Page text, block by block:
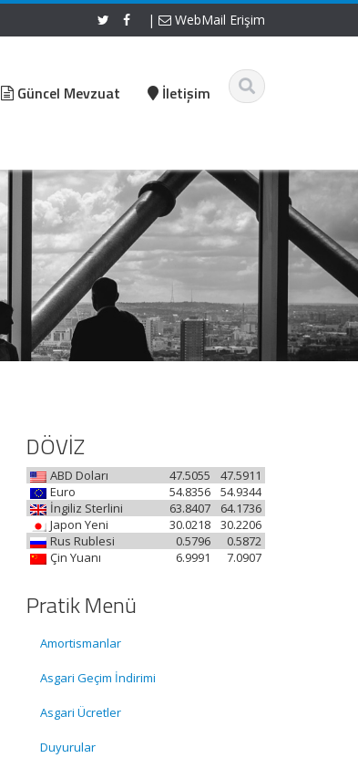
| WebMail Erişim
Güncel Mevzuat İletişim
DÖVİZ
ABD Doları 47.5911
47.5055
Euro
54.9344
54.8356
İngiliz Sterlini
64.1736
63.8407
Japon Yeni
30.2206
30.0218
Rus Rublesi
0.5872
0.5796
Çin Yuanı
7.0907
6.9991
Pratik Menü
Amortismanlar
Asgari Geçim İndirimi
Asgari Ücretler
Duyurular